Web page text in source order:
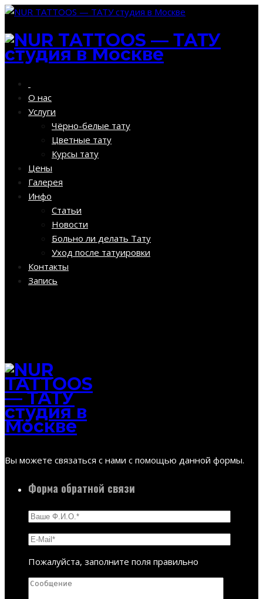
О нас
Услуги
Чёрно-белые тату
Цветные тату
Курсы тату
Цены
Галерея
Инфо
Статьи
Новости
Больно ли делать Тату
Уход после татуировки
Контакты
Запись
Вы можете связаться с нами с помощью данной формы.
Форма обратной связи
Пожалуйста, заполните поля правильно